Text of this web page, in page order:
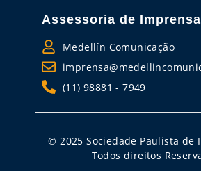
Assessoria de Imprensa
Medellín Comunicação
(11) 98881 - 7949
© 2025 Sociedade Paulista de
Todos direitos